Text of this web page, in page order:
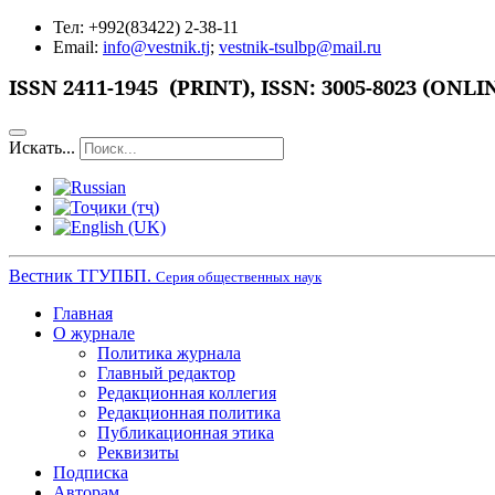
Тел: +992(83422) 2-38-11
Email: info@vestnik.tj; vestnik-tsulbp@mail.ru
ISSN 2411-1945 (PRINT), ISSN: 3005-8023
Искать...
Вестник ТГУПБП. Серия общественных наук
Главная
О журнале
Политика журнала
Главный редактор
Редакционная коллегия
Редакционная политика
Публикационная этика
Реквизиты
Подписка